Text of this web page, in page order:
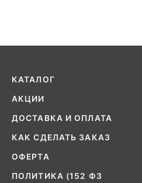
КАТАЛОГ
АКЦИИ
ДОСТАВКА И ОПЛАТА
КАК СДЕЛАТЬ ЗАКАЗ
ОФЕРТА
ПОЛИТИКА (152 ФЗ